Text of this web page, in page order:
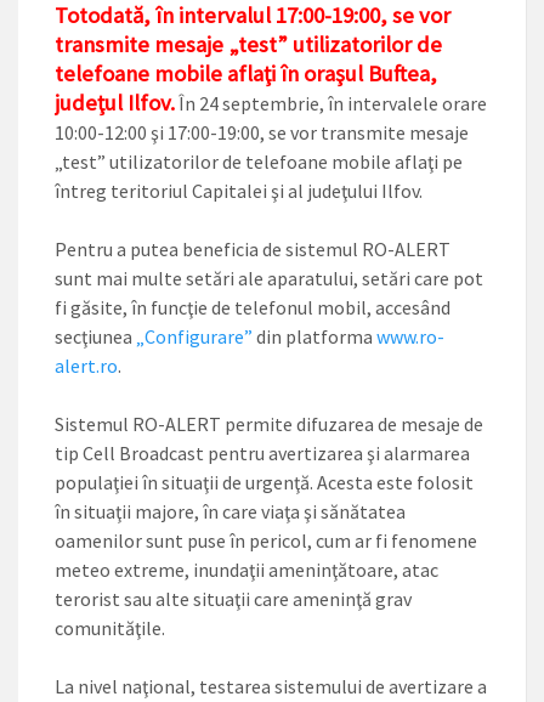
Totodată, în intervalul 17:00-19:00, se vor
transmite mesaje „test” utilizatorilor de
telefoane mobile aflaţi în oraşul Buftea,
judeţul Ilfov.În 24 septembrie, în intervalele orare
10:00-12:00 şi 17:00-19:00, se vor transmite mesaje
„test” utilizatorilor de telefoane mobile aflaţi pe
întreg teritoriul Capitalei şi al judeţului Ilfov.
Pentru a putea beneficia de sistemul RO-ALERT
sunt mai multe setări ale aparatului, setări care pot
fi găsite, în funcţie de telefonul mobil, accesând
secţiunea „Configurare” din platforma www.ro-
alert.ro.
Sistemul RO-ALERT permite difuzarea de mesaje de
tip Cell Broadcast pentru avertizarea şi alarmarea
populaţiei în situaţii de urgenţă. Acesta este folosit
în situaţii majore, în care viaţa şi sănătatea
oamenilor sunt puse în pericol, cum ar fi fenomene
meteo extreme, inundaţii ameninţătoare, atac
terorist sau alte situaţii care ameninţă grav
comunităţile.
La nivel naţional, testarea sistemului de avertizare a